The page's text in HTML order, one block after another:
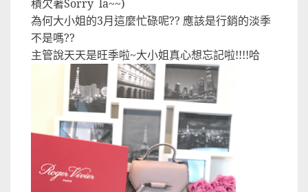
積欠著Sorry la~~)
為何大小姐的3月這麼忙碌呢?? 應該是行銷的淡季
不是嗎??
主管說天天是旺季啦~大小姐真心想忘記啦!!!!哈